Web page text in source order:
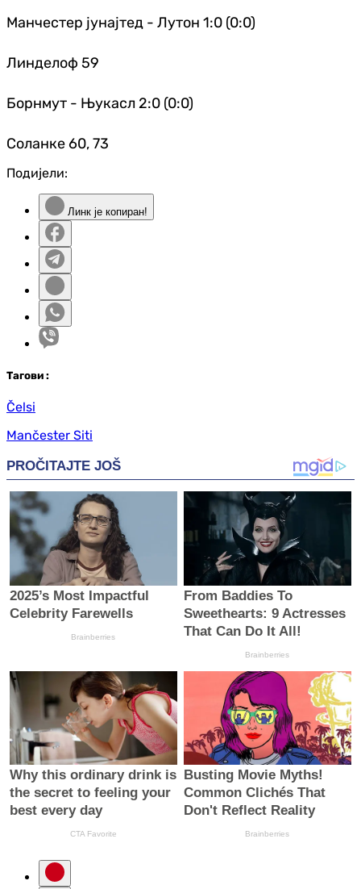
Манчестер јунајтед - Лутон 1:0 (0:0)
Линделоф 59
Борнмут - Њукасл 2:0 (0:0)
Соланке 60, 73
Подијели:
Линк је копиран!
Тагови :
Čelsi
Mančester Siti